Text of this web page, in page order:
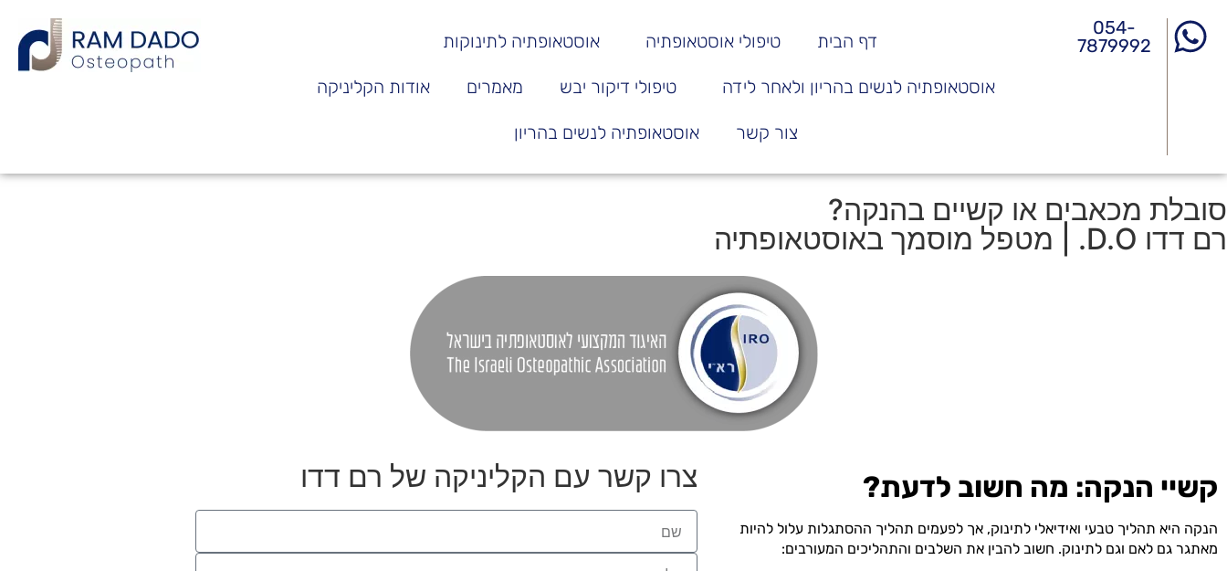
054-
7879992
דף הבית טיפולי אוסטאופתיה אוסטאופתיה לתינוקות
אוסטאופתיה לנשים בהריון ולאחר לידה טיפולי דיקור יבש מאמרים אודות הקליניקה
צור קשר אוסטאופתיה לנשים בהריון
סובלת מכאבים או קשיים בהנקה?
רם דדו D.O. | מטפל מוסמך באוסטאופתיה
קשיי הנקה: מה חשוב לדעת?
הנקה היא תהליך טבעי ואידיאלי לתינוק, אך לפעמים תהליך ההסתגלות עלול להיות
מאתגר גם לאם וגם לתינוק. חשוב להבין את השלבים והתהליכים המעורבים:
צרו קשר עם הקליניקה של רם דדו